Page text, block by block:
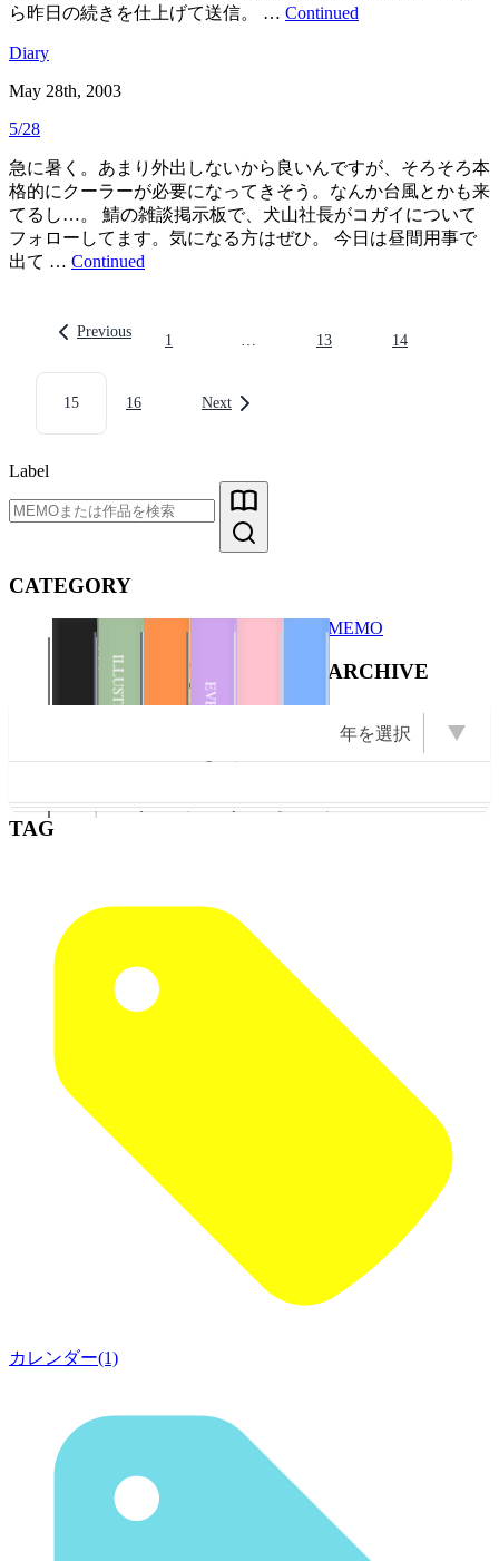
ら昨日の続きを仕上げて送信。 … Continued
Diary
May 28th, 2003
5/28
急に暑く。あまり外出しないから良いんですが、そろそろ本
格的にクーラーが必要になってきそう。なんか台風とかも来
てるし…。 鯖の雑談掲示板で、犬山社長がコガイについて
フォローしてます。気になる方はぜひ。 今日は昼間用事で
出て … Continued
ペ
ー
ジ
Previous
1 13 14
15 16 Next
Label
CATEGORY
Books
Books
ILLUSTRATION
Illustration
ILLUSTRATION
ZINE
EVENT
DIARY PHOTO
MEMO
ARCHIVE
年を選択
2004 (23)
2003 (43)
TAG
カレンダー(1)